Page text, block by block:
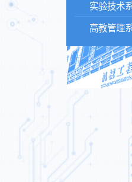
实验技术
高教管理